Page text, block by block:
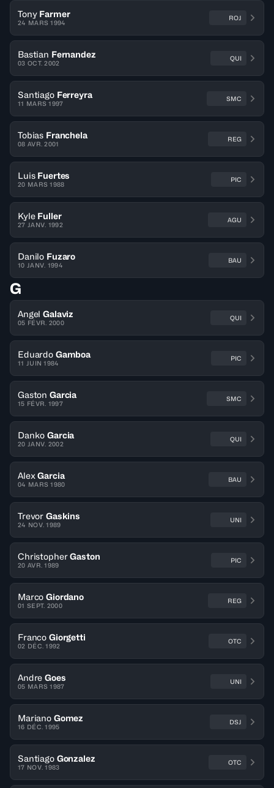
Tony Farmer
24 MARS 1994
ROJ
Bastian Fernandez
03 OCT. 2002
QUI
Santiago Ferreyra
11 MARS 1997
SMC
Tobias Franchela
08 AVR. 2001
REG
Luis Fuertes
20 MARS 1988
PIC
Kyle Fuller
27 JANV. 1992
AGU
Danilo Fuzaro
10 JANV. 1994
BAU
G
Angel Galaviz
05 FÉVR. 2000
QUI
Eduardo Gamboa
11 JUIN 1984
PIC
Gaston Garcia
15 FÉVR. 1997
SMC
Danko Garcia
20 JANV. 2002
QUI
Alex Garcia
04 MARS 1980
BAU
Trevor Gaskins
24 NOV. 1989
UNI
Christopher Gaston
20 AVR. 1989
PIC
Marco Giordano
01 SEPT. 2000
REG
Franco Giorgetti
02 DÉC. 1992
OTC
Andre Goes
05 MARS 1987
UNI
Mariano Gomez
16 DÉC. 1995
DSJ
Santiago Gonzalez
17 NOV. 1983
OTC